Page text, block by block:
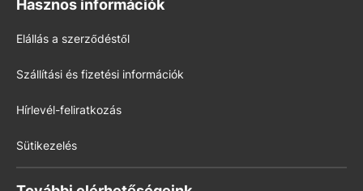
Hasznos információk
Elállás a szerződéstől
Szállítási és fizetési információk
Hírlevél-feliratkozás
Sütikezelés